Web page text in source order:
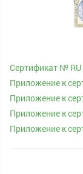
Сертификат №
Приложение к
Приложение к
Приложение к
Приложение к